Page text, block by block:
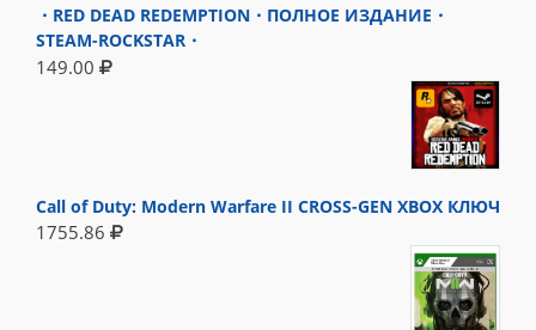
・RED DEAD REDEMPTION・ПОЛНОЕ ИЗДАНИЕ・
STEAM-ROCKSTAR・
149.00
Call of Duty: Modern Warfare II CROSS-GEN XBOX КЛЮЧ
1755.86